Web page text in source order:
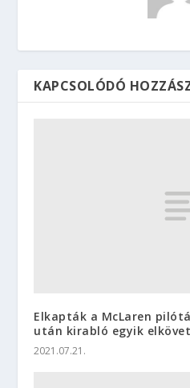
KAPCSOLÓDÓ
Elkapták a McLaren
után kirabló egyik
2021.07.21.